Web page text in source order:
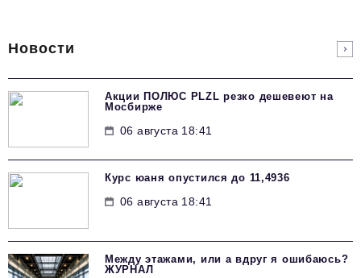
Новости
Акции ПОЛЮС PLZL резко дешевеют на
Мосбирже
06 августа 18:41
Курс юаня опустился до 11,4936
06 августа 18:41
Между этажами, или а вдруг я ошибаюсь?
ЖУРНАЛ